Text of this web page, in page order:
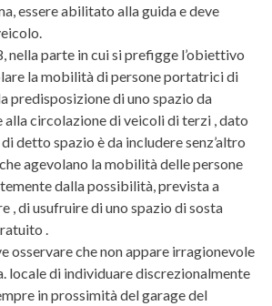
essere abilitato alla guida e deve
nella parte in cui si prefigge l’obiettivo
la mobilità di persone portatrici di
predisposizione di uno spazio da
alla circolazione di veicoli di terzi , dato
detto spazio è da includere senz’altro
agevolano la mobilità delle persone
dalla possibilità, prevista a
, di usufruire di uno spazio di sosta
.
osservare che non appare irragionevole
locale di individuare discrezionalmente
in prossimità del garage del